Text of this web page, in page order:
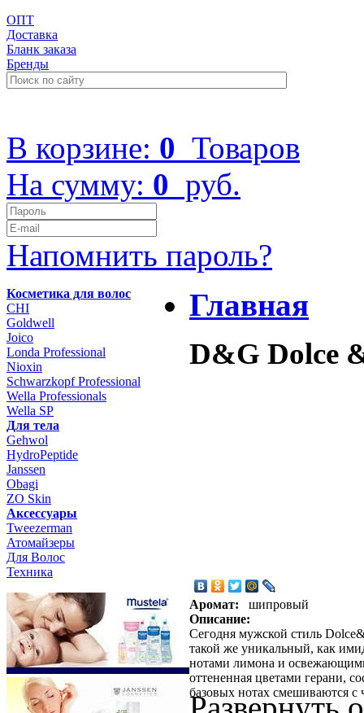
ОПТ
Доставка
Бланк заказа
Бренды
В корзине: 0 Товаров
На сумму: 0 руб.
Напомнить пароль?
Косметика для волос
CHI
Goldwell
Joico
Londa Professional
Nioxin
Schwarzkopf Professional
Wella Professionals
Wella SP
Для тела
Gehwol
HydroPeptide
Janssen
Obagi
ZO Skin
Aксессуары
Tweezerman
Атомайзеры
Для Волос
Техника
Главная
D&G Dolce
Аромат:
шипровый
Описание:
Сегодня мужской стиль
такой же уникальный, как
нотами лимона и
оттененная цветами герани,
базовых нотах смешиваются с